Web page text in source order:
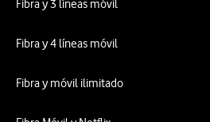
Fibra y 3 líneas móvil
Fibra y 4 líneas móvil
Fibra y móvil ilimitado